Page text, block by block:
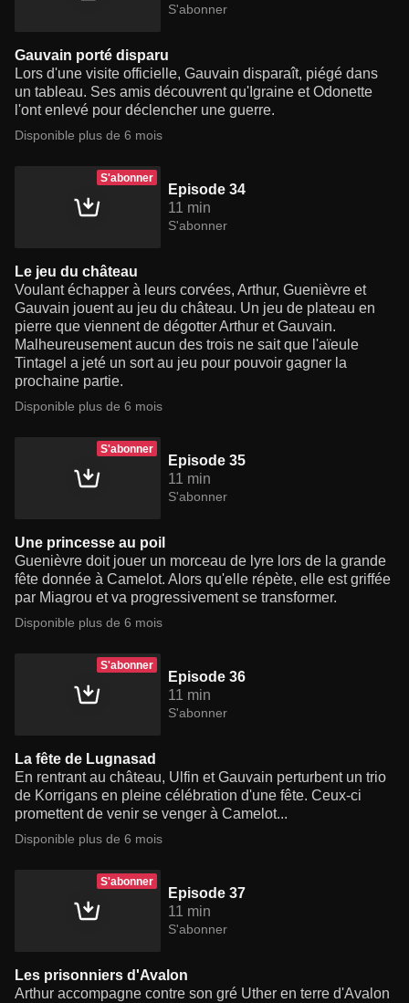
S'abonner
Gauvain porté disparu
Lors d'une visite officielle, Gauvain disparaît, piégé dans
un tableau. Ses amis découvrent qu'Igraine et Odonette
l'ont enlevé pour déclencher une guerre.
Disponible plus de 6 mois
S'abonner
Episode 34
11 min
S'abonner
Le jeu du château
Voulant échapper à leurs corvées, Arthur, Guenièvre et
Gauvain jouent au jeu du château. Un jeu de plateau en
pierre que viennent de dégotter Arthur et Gauvain.
Malheureusement aucun des trois ne sait que l'aïeule
Tintagel a jeté un sort au jeu pour pouvoir gagner la
prochaine partie.
Disponible plus de 6 mois
S'abonner
Episode 35
11 min
S'abonner
Une princesse au poil
Guenièvre doit jouer un morceau de lyre lors de la grande
fête donnée à Camelot. Alors qu'elle répète, elle est griffée
par Miagrou et va progressivement se transformer.
Disponible plus de 6 mois
S'abonner
Episode 36
11 min
S'abonner
La fête de Lugnasad
En rentrant au château, Ulfin et Gauvain perturbent un trio
de Korrigans en pleine célébration d'une fête. Ceux-ci
promettent de venir se venger à Camelot...
Disponible plus de 6 mois
S'abonner
Episode 37
11 min
S'abonner
Les prisonniers d'Avalon
Arthur accompagne contre son gré Uther en terre d'Avalon